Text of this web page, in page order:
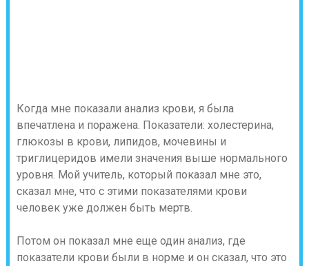
Когда мне показали анализ крови, я была
впечатлена и поражена. Показатели: холестерина,
глюкозы в крови, липидов, мочевины и
триглицеридов имели значения выше нормального
уровня. Мой учитель, который показал мне это,
сказал мне, что с этими показателями крови
человек уже должен быть мертв.
Потом он показал мне еще один анализ, где
показатели крови были в норме и он сказал, что это